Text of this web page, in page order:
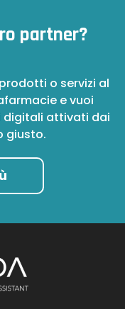
partner?
o servizi al
e vuoi
digitali attivati dai
giusto.